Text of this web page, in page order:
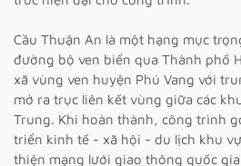
Cầu Thuận An là một hạng mục
đường bộ ven biển qua Thành phố
xã vùng ven huyện Phú Vang với
mở ra trục liên kết vùng giữa các
Trung. Khi hoàn thành, công trình
triển kinh tế - xã hội - du lịch khu
thiện mạng lưới giao thông quốc